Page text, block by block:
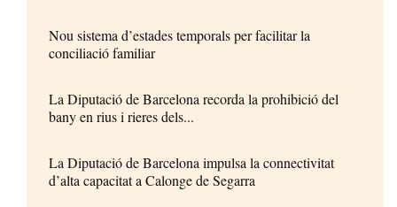
Nou sistema d’estades temporals per facilitar la
conciliació familiar
La Diputació de Barcelona recorda la prohibició del
bany en rius i rieres dels...
La Diputació de Barcelona impulsa la connectivitat
d’alta capacitat a Calonge de Segarra